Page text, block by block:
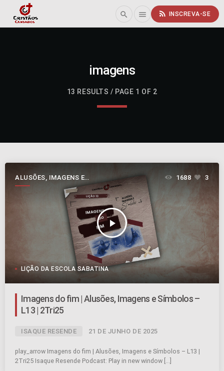
search menu rss_feed INSCREVA-SE
imagens
13 RESULTS / PAGE 1 OF 2
ALUSÕES, IMAGENS E
SÍMBOLOS
play_arrow
1688 3
LIÇÃO DA ESCOLA SABATINA
Imagens do fim | Alusões, Imagens e Símbolos –
L13 | 2Tri25
ISAQUE RESENDE 21 DE JUNHO DE 2025
play_arrow Imagens do fim | Alusões, Imagens e Símbolos – L13 |
2Tri25 Isaque Resende Podcast: Play in new window […]